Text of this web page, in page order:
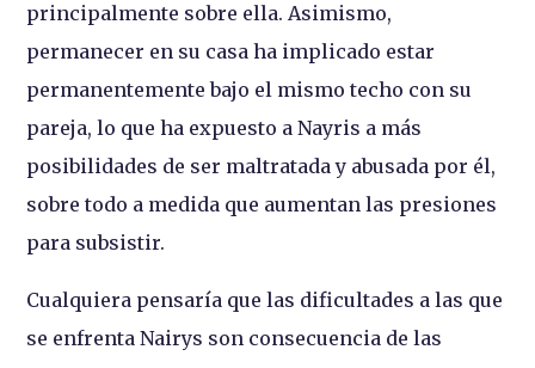
principalmente sobre ella. Asimismo,
permanecer en su casa ha implicado estar
permanentemente bajo el mismo techo con su
pareja, lo que ha expuesto a Nayris a más
posibilidades de ser maltratada y abusada por él,
sobre todo a medida que aumentan las presiones
para subsistir.
Cualquiera pensaría que las dificultades a las que
se enfrenta Nairys son consecuencia de las